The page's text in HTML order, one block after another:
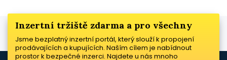
Inzertní tržiště zdarma a pro všechny
Jsme bezplatný inzertní portál, který slouží k propojení
prodávajících a kupujících. Naším cílem je nabídnout
prostor k bezpečné inzerci. Najdete u nás mnoho